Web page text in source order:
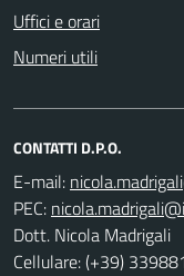
Uffici e orari
Numeri utili
CONTATTI D.P.O.
E-mail:
PEC:
Dott. Nicola Madrigali
Cellulare: (+39)